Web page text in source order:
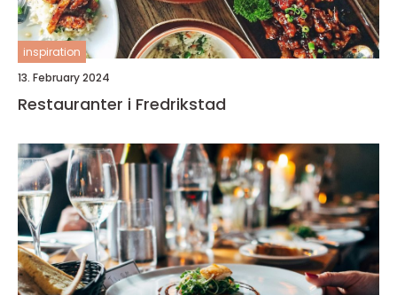
inspiration
13. February 2024
Restauranter i Fredrikstad